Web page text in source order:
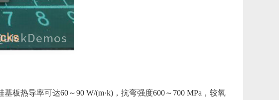
热导率可达60～90 W/(m·k)，抗弯强度600～700 MPa，较氧